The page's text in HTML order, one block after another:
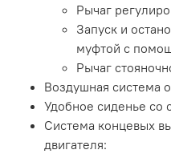
Рычаг
Запуск и
муфтой с
Рычаг
Воздушная система
Удобное сиденье со
Система концевых
двигателя: